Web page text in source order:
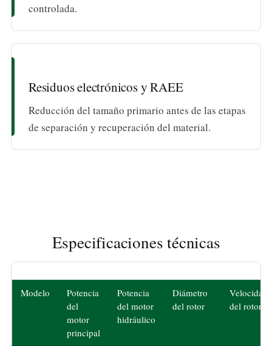
controlada.
Residuos electrónicos y RAEE
Reducción del tamaño primario antes de las etapas
de separación y recuperación del material.
Especificaciones técnicas
Modelo
Potencia
del
motor
principal
Potencia
del motor
hidráulico
Diámetro
del rotor
Velocidad
del rotor